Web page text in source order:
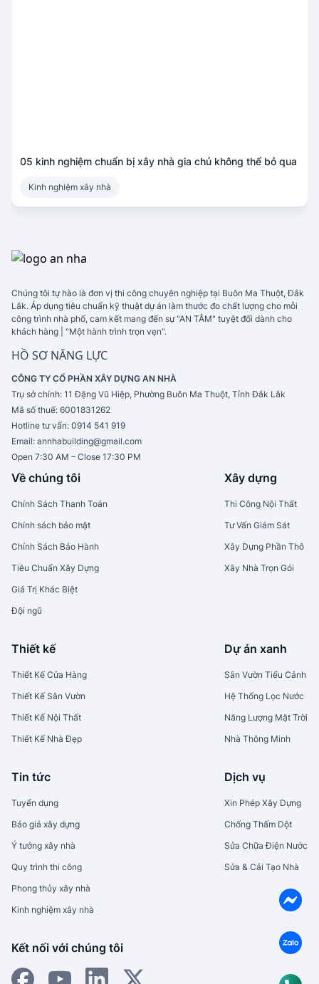
05 kinh nghiệm chuẩn bị xây nhà gia chủ không thể bỏ qua
Kinh nghiệm xây nhà
Chúng tôi tự hào là đơn vị thi công chuyên nghiệp tại Buôn Ma Thuột, Đắk
Lắk. Áp dụng tiêu chuẩn kỹ thuật dự án làm thước đo chất lượng cho mỗi
công trình nhà phố, cam kết mang đến sự "AN TÂM" tuyệt đối dành cho
khách hàng | "Một hành trình trọn vẹn".
HỒ SƠ NĂNG LỰC
CÔNG TY CỔ PHẦN XÂY DỰNG AN NHÀ
Trụ sở chính: 11 Đặng Vũ Hiệp, Phường Buôn Ma Thuột, Tỉnh Đắk Lắk
Mã số thuế: 6001831262
Hotline tư vấn: 0914 541 919
Email: annhabuilding@gmail.com
Open 7:30 AM – Close 17:30 PM
Về chúng tôi
Chính Sách Thanh Toán
Chính sách bảo mật
Chính Sách Bảo Hành
Tiêu Chuẩn Xây Dựng
Giá Trị Khác Biệt
Đội ngũ
Xây dựng
Thi Công Nội Thất
Tư Vấn Giám Sát
Xây Dựng Phần Thô
Xây Nhà Trọn Gói
Thiết kế
Thiết Kế Cửa Hàng
Thiết Kế Sân Vườn
Thiết Kế Nội Thất
Thiết Kế Nhà Đẹp
Dự án xanh
Sân Vườn Tiểu Cảnh
Hệ Thống Lọc Nước
Năng Lượng Mặt Trời
Nhà Thông Minh
Tin tức
Tuyển dụng
Báo giá xây dựng
Ý tưởng xây nhà
Quy trình thi công
Phong thủy xây nhà
Kinh nghiệm xây nhà
Dịch vụ
Xin Phép Xây Dựng
Chống Thấm Dột
Sửa Chữa Điện Nước
Sửa & Cải Tạo Nhà
Kết nối với chúng tôi